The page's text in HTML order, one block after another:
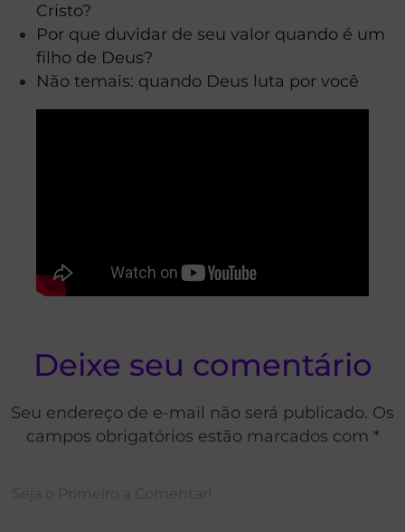
Cristo?
Por que duvidar de seu valor quando é um
filho de Deus?
Não temais: quando Deus luta por você
Deixe seu comentário
Seu endereço de e-mail não será publicado. Os
campos obrigatórios estão marcados com *